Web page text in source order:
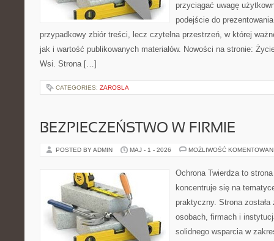
przyciągać uwagę
podejście do
przypadkowy zbiór treści, lecz czytelna przestrzeń, w której
jak i wartość publikowanych materiałów. Nowości na stronie:
Wsi. Strona […]
CATEGORIES: ZAROSLA
BEZPIECZEŃSTWO W FIRMIE
POSTED BY ADMIN MAJ - 1 - 2026 MOŻLIWOŚĆ
Ochrona Twierdza to
koncentruje się na
praktyczny. Strona
osobach, firmach i
solidnego wsparcia w